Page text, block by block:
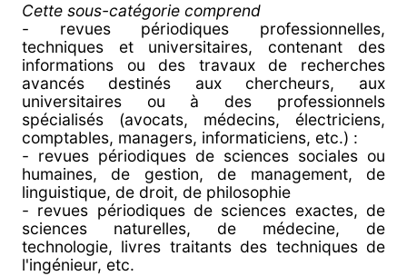
Cette sous-catégorie comprend
- revues périodiques professionnelles,
techniques et universitaires, contenant des
informations ou des travaux de recherches
avancés destinés aux chercheurs, aux
universitaires ou à des professionnels
spécialisés (avocats, médecins, électriciens,
comptables, managers, informaticiens, etc.) :
- revues périodiques de sciences sociales ou
humaines, de gestion, de management, de
linguistique, de droit, de philosophie
- revues périodiques de sciences exactes, de
sciences naturelles, de médecine, de
technologie, livres traitants des techniques de
l'ingénieur, etc.